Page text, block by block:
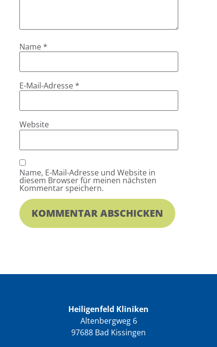
Name *
E-Mail-Adresse *
Website
Name, E-Mail-Adresse und Website in
diesem Browser für meinen nächsten
Kommentar speichern.
Heiligenfeld Kliniken
Altenbergweg 6
97688 Bad Kissingen